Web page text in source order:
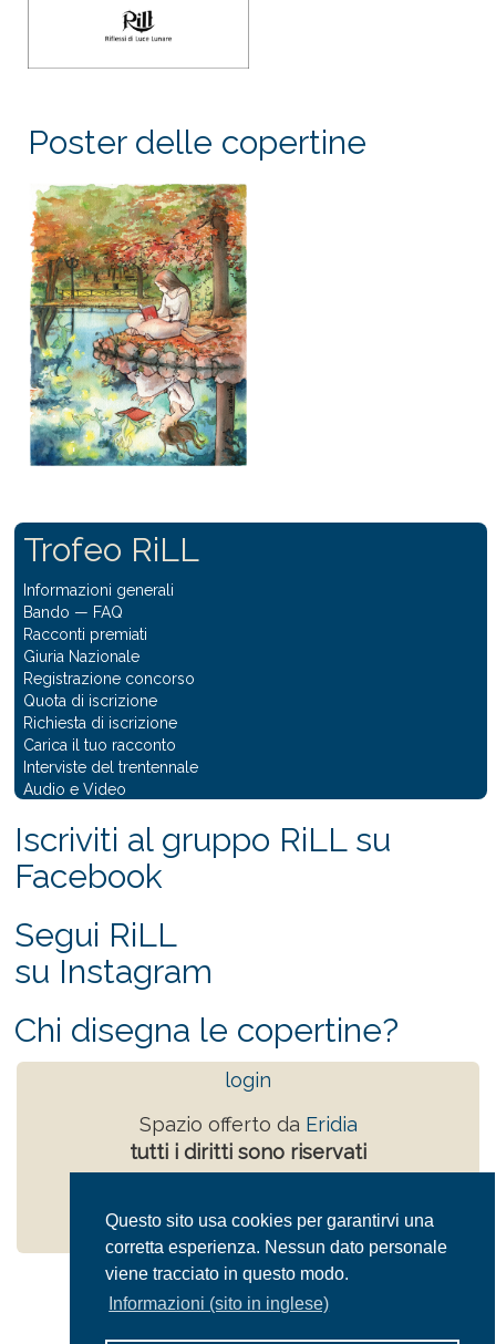
Questo sito usa cookies per garantirvi una
corretta esperienza. Nessun dato personale
viene tracciato in questo modo.
Informazioni (sito in inglese)
Poster delle copertine
Trofeo RiLL
Informazioni generali
Bando — FAQ
Racconti premiati
Giuria Nazionale
Registrazione concorso
Quota di iscrizione
Richiesta di iscrizione
Carica il tuo racconto
Interviste del trentennale
Audio e Video
Iscriviti al gruppo RiLL su
Facebook
Segui RiLL
su Instagram
Chi disegna le copertine?
login
Spazio offerto da Eridia
tutti i diritti sono riservati
Privacy Policy